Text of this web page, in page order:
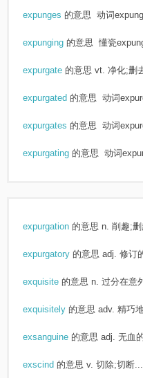
expunges 的意思 动词
expunging 的意思 懂瓷
expurgate 的意思 vt. 净化;删
expurgated 的意思 动词
expurgates 的意思 动词
expurgating 的意思 动词
expurgation 的意思 n. 削趣;
expurgatory 的意思 adj. 修订
exquisite 的意思 n. 过分在意
exquisitely 的意思 adv. 精巧
exsanguine 的意思 adj. 无血
exscind 的意思 v. 切除;切断...